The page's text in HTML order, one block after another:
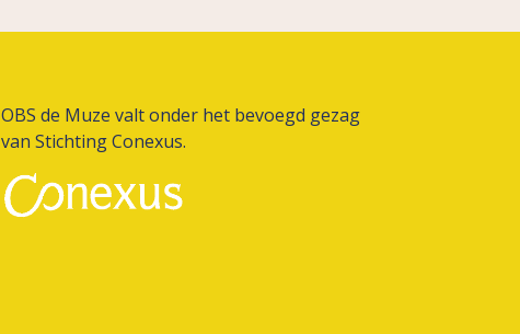
OBS de Muze valt onder het bevoegd gezag
vanStichting Conexus.